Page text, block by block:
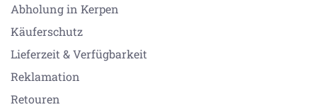
Abholung in Kerpen
Käuferschutz
Lieferzeit & Verfügbarkeit
Reklamation
Retouren